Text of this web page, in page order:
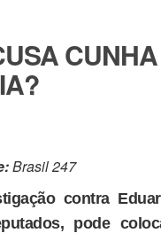
Brasil 247
contra
pode